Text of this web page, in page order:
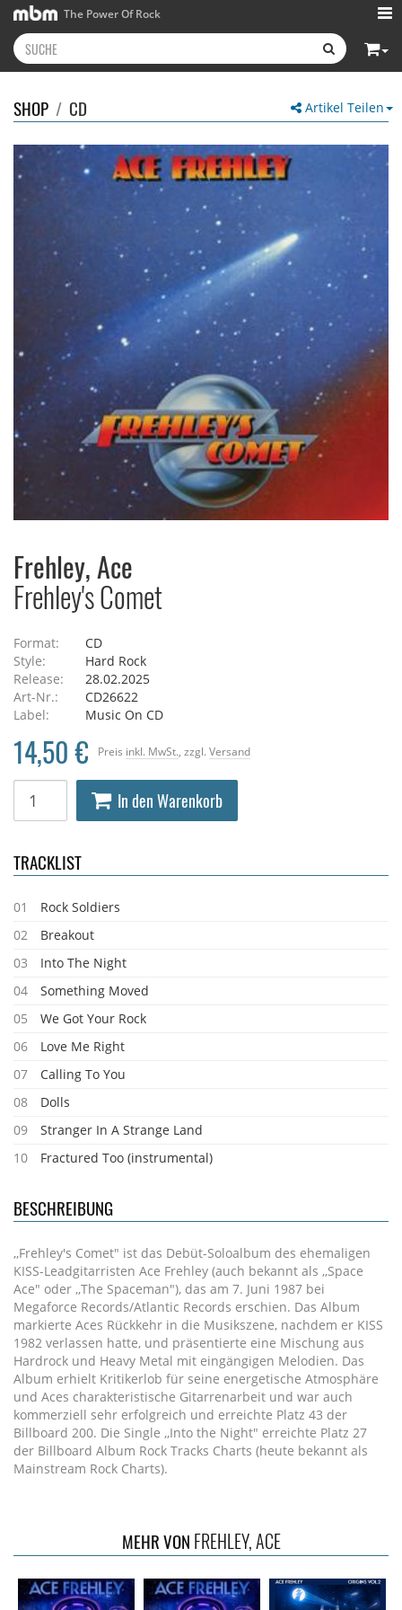
The Power Of Rock
Artikel Teilen
SHOP / CD
Frehley, Ace
Frehley's Comet
Format:
CD
Style:
Hard Rock
Release:
28.02.2025
Art-Nr.:
CD26622
Label:
Music On CD
Preis inkl. MwSt. , zzgl. Versand
14,50 €
In den Warenkorb
TRACKLIST
01
Rock Soldiers
02
Breakout
03
Into The Night
04
Something Moved
05
We Got Your Rock
06
Love Me Right
07
Calling To You
08
Dolls
09
Stranger In A Strange Land
10
Fractured Too (instrumental)
BESCHREIBUNG
,,Frehley's Comet" ist das Debüt-Soloalbum des ehemaligen
KISS-Leadgitarristen Ace Frehley (auch bekannt als ,,Space
Ace" oder ,,The Spaceman"), das am 7. Juni 1987 bei
Megaforce Records/Atlantic Records erschien. Das Album
markierte Aces Rückkehr in die Musikszene, nachdem er KISS
1982 verlassen hatte, und präsentierte eine Mischung aus
Hardrock und Heavy Metal mit eingängigen Melodien. Das
Album erhielt Kritikerlob für seine energetische Atmosphäre
und Aces charakteristische Gitarrenarbeit und war auch
kommerziell sehr erfolgreich und erreichte Platz 43 der
Billboard 200. Die Single ,,Into the Night" erreichte Platz 27
der Billboard Album Rock Tracks Charts (heute bekannt als
Mainstream Rock Charts).
MEHR VON FREHLEY, ACE